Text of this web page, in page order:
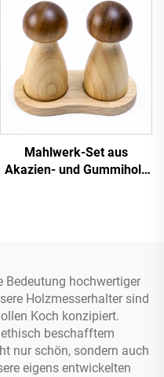
Mahlwerk-Set aus
Akazien- und Gummiholz
Bedeutung hochwertiger
Holzmesserhalter sind
Koch konzipiert.
beschafftem
nur schön, sondern auch
eigens entwickelten